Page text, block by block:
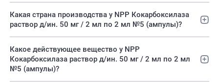
Какая страна производства у NPP Кокарбоксилаза
раствор д/ин. 50 мг / 2 мл по 2 мл №5 (ампулы)?
Какое действующее вещество у NPP
Кокарбоксилаза раствор д/ин. 50 мг / 2 мл по 2 мл
№5 (ампулы)?